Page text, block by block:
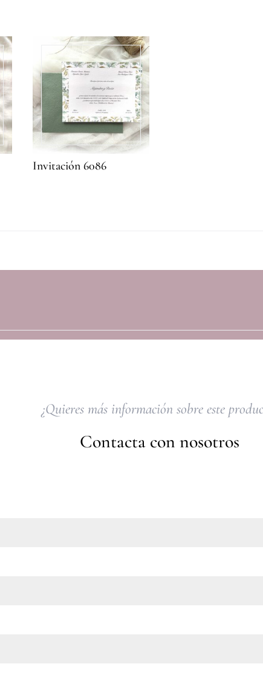
Invitación 6086
¿Quieres más información sobre este
Contacta con nosotros